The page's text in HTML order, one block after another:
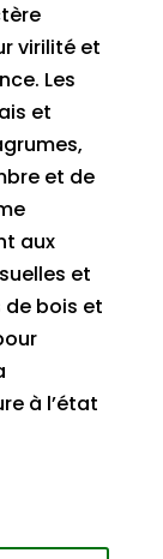
virilité et
Les
et
et de
aux
et
bois et
à l’état